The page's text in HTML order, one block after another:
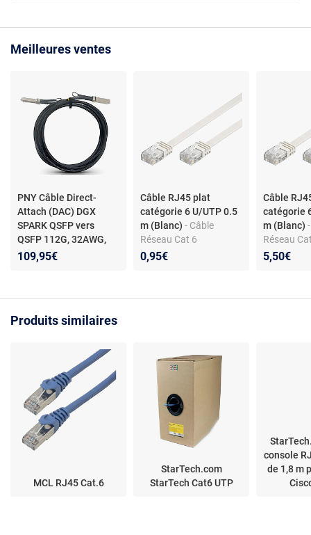
Meilleures ventes
PNY Câble Direct-
Attach (DAC) DGX
SPARK QSFP vers
QSFP 112G, 32AWG,
0.5M - Ethernet
109,95€
Câble RJ45 plat
catégorie 6 U/UTP 0.5
m (Blanc)- Câble
Réseau Cat 6
0,95€
Câble
catégorie
m (Blanc)
Réseau
5,50€
Produits similaires
MCL RJ45 Cat.6
StarTech.com
StarTech Cat6 UTP
console
de 1,8 m